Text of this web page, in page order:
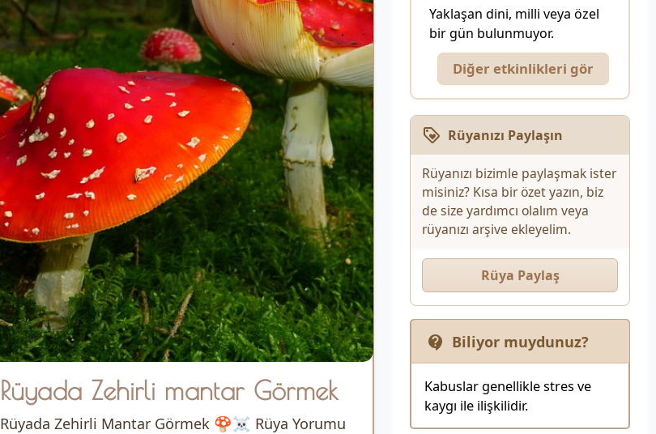
Rüyada Zehirli mantar Görmek
Rüyada Zehirli Mantar Görmek 🍄☠️ Rüya Yorumu
Yaklaşan dini, milli veya özel
bir gün bulunmuyor.
Diğer etkinlikleri gör
Rüyanızı Paylaşın
Rüyanızı bizimle paylaşmak ister
misiniz? Kısa bir özet yazın, biz
de size yardımcı olalım veya
rüyanızı arşive ekleyelim.
Rüya Paylaş
Biliyor muydunuz?
Kabuslar genellikle stres ve
kaygı ile ilişkilidir.